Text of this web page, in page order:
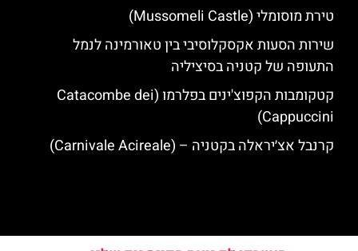
טירת מוסומלי (Mussomeli Castle)
שירות הסעות אקסקלוסיבי בין טאורמינה לנמל
התעופה של קטניה בסיציליה
קטקומבות הקפוצ'ינים בפלרמו (Catacombe dei
Cappuccini)
קרנבל אצ׳יראלה בקטניה – (Carnivale Acireale)